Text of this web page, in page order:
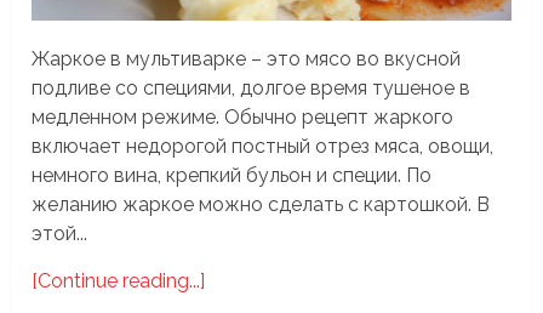
Жаркое в мультиварке – это мясо во вкусной
подливе со специями, долгое время тушеное в
медленном режиме. Обычно рецепт жаркого
включает недорогой постный отрез мяса, овощи,
немного вина, крепкий бульон и специи. По
желанию жаркое можно сделать с картошкой. В
этой...
[Continue reading...]